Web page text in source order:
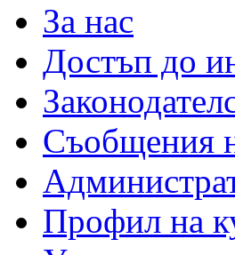
За нас
Достъп до
Съобщения
Профил на